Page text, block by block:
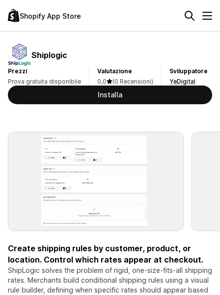
Shopify App Store
Shiplogic
Prezzi
Prova gratuita disponibile
Valutazione
0,0
(0 Recensioni)
Sviluppatore
YeDigital
Installa
Create shipping rules by customer, product, or
location. Control which rates appear at checkout.
ShipLogic solves the problem of rigid, one-size-fits-all shipping
rates. Merchants build conditional shipping rules using a visual
rule builder, defining when specific rates should appear based